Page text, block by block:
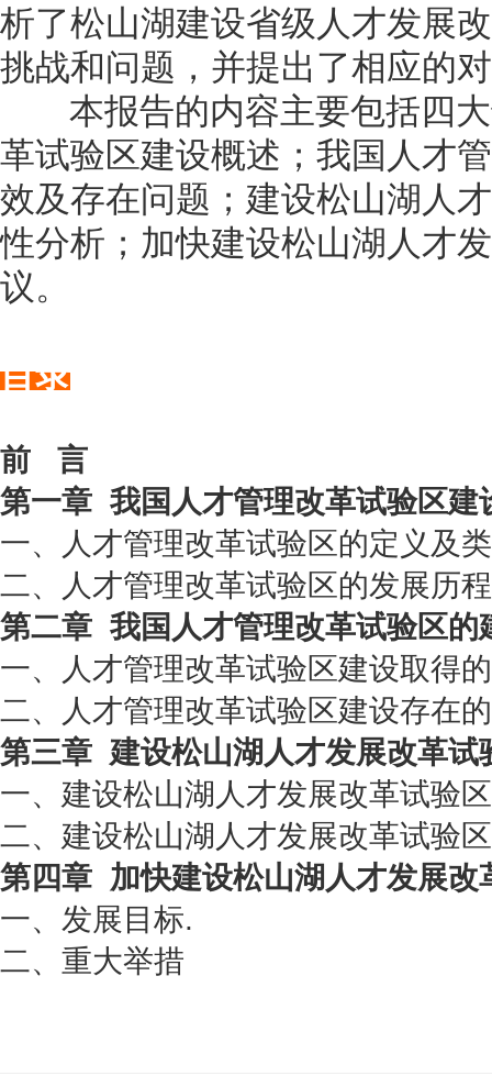
析了松山湖建设省级人才发展
挑战和问题，并提出了相应的
本报告的内容主要包括四大
革试验区建设概述；我国人才
效及存在问题；建设松山湖人
性分析；加快建设松山湖人才
议。
目录
前
言
第一章 我国人才管理改革试验区建
一、人才管理改革试验区的定义及
二、人才管理改革试验区的发展历程
第二章 我国人才管理改革试验区的
一、人才管理改革试验区建设取得
二、人才管理改革试验区建设存在
第三章 建设松山湖人才发展改革试
一、建设松山湖人才发展改革试验
二、建设松山湖人才发展改革试验
第四章 加快建设松山湖人才发展改
一、发展目标.
二、重大举措